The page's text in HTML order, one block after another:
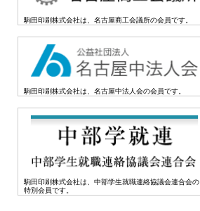
駒田印刷株式会社は、名古屋商工会議所の会員です。
駒田印刷株式会社は、名古屋中法人会の会員です。
駒田印刷株式会社は、中部学生就職連絡協議会連合会の
特別会員です。